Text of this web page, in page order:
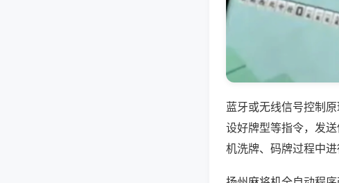
蓝牙或无线信号控制
设好牌型等指令，发
机洗牌、码牌过程中进